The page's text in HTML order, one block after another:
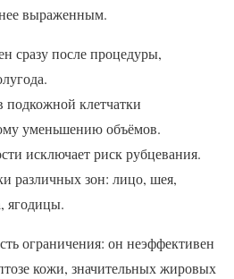
выраженным.
сразу после процедуры,
подкожной клетчатки
уменьшению объёмов.
исключает риск рубцевания.
различных зон: лицо, шея,
ягодицы.
ограничения: он неэффективен
кожи, значительных жировых